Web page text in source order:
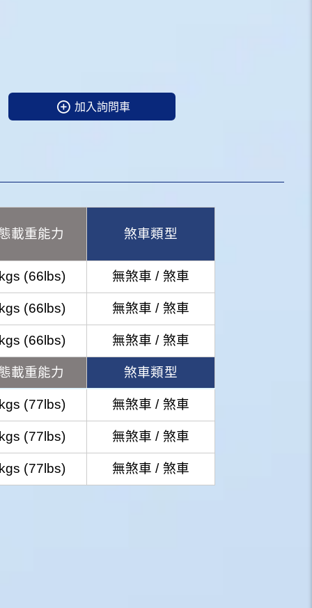
加入詢問車
載重能力 煞車類型
(66lbs) 無煞車 / 煞車
(66lbs) 無煞車 / 煞車
(66lbs) 無煞車 / 煞車
載重能力 煞車類型
(77lbs) 無煞車 / 煞車
(77lbs) 無煞車 / 煞車
(77lbs) 無煞車 / 煞車